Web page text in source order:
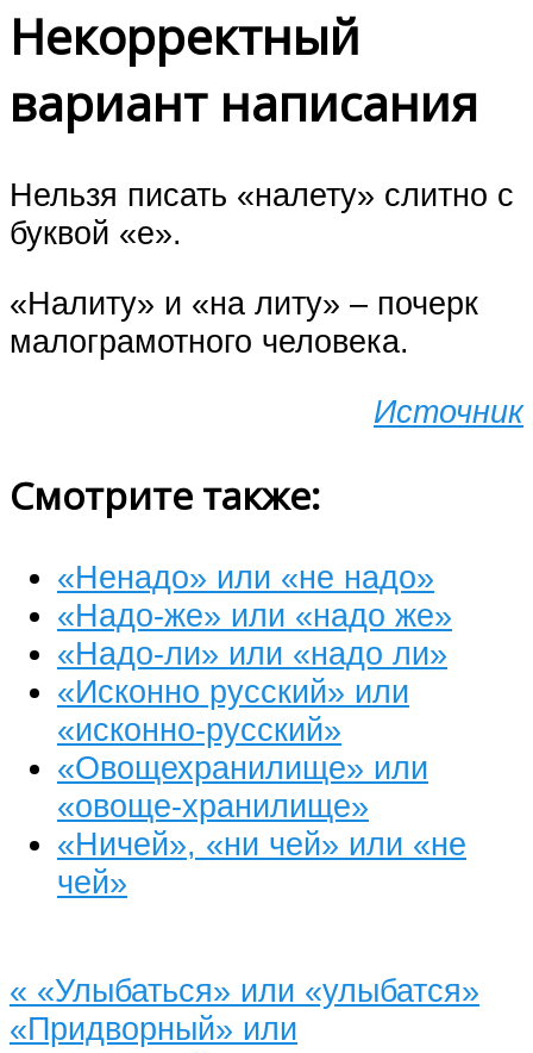
Некорректный
вариант написания
Нельзя писать «налету» слитно с
буквой «е».
«Налиту» и «на литу» – почерк
малограмотного человека.
Источник
Смотрите также:
«Ненадо» или «не надо»
«Надо-же» или «надо же»
«Надо-ли» или «надо ли»
«Исконно русский» или
«исконно-русский»
«Овощехранилище» или
«овоще-хранилище»
«Ничей», «ни чей» или «не
чей»
« «Улыбаться» или «улыбатся»
«Придворный» или